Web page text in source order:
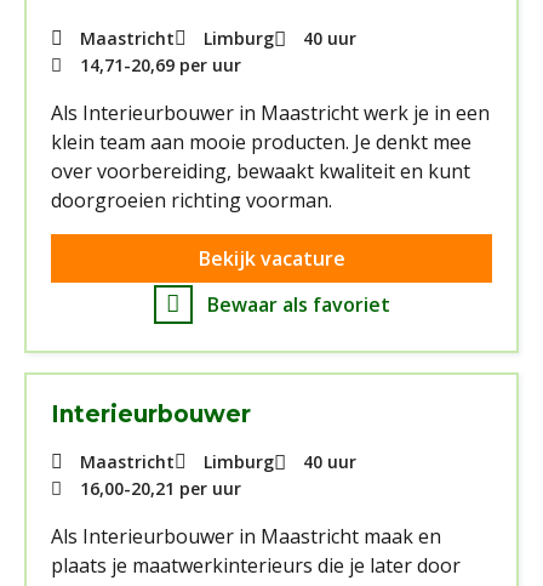
Maastricht Limburg
40 uur
14,71-20,69 per uur
Als Interieurbouwer in Maastricht werk je in een
klein team aan mooie producten. Je denkt mee
over voorbereiding, bewaakt kwaliteit en kunt
doorgroeien richting voorman.
Bekijk vacature
Bewaar als favoriet
Interieurbouwer
Maastricht Limburg
40 uur
16,00-20,21 per uur
Als Interieurbouwer in Maastricht maak en
plaats je maatwerkinterieurs die je later door